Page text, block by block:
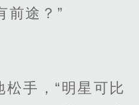
前途？”
松手，“明星可比